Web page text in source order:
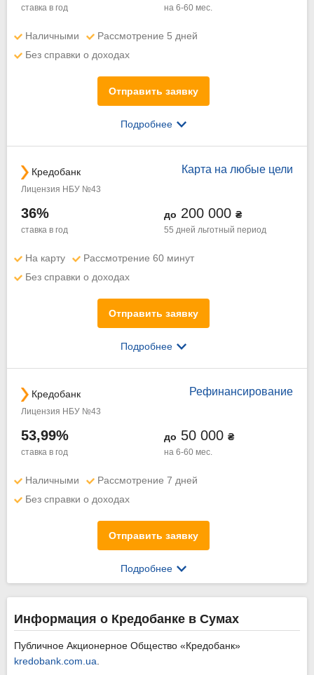
ставка в год на 6-60 мес.
Наличными
Рассмотрение 5 дней
Без справки о доходах
Отправить заявку
Подробнее
Карта на любые цели
Кредобанк
Лицензия НБУ №43
36%
ставка в год
до 200 000 ₴
55 дней льготный период
На карту
Рассмотрение 60 минут
Без справки о доходах
Отправить заявку
Подробнее
Рефинансирование
Кредобанк
Лицензия НБУ №43
53,99%
ставка в год
до 50 000 ₴
на 6-60 мес.
Наличными
Рассмотрение 7 дней
Без справки о доходах
Отправить заявку
Подробнее
Информация о Кредобанке в Сумах
Публичное Акционерное Общество «Кредобанк»
kredobank.com.ua